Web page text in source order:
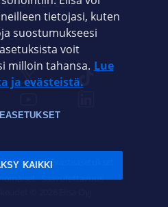
ELISA.FI
Tietosuoja Evästeasetukset
Saavutettavuus
tietojasi, kuten
suostumukseesi
voit
milloin tahansa. Lue
ja evästeistä.
KAIKKI